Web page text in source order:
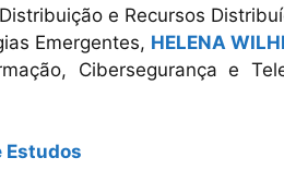
e Recursos
Emergentes, HELENA
Cibersegurança e
Estudos